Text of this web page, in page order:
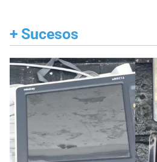
+ Sucesos